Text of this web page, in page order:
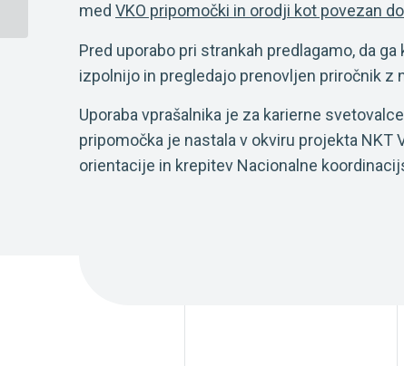
med VKO pripomočki in orodji kot povezan
Pred uporabo pri strankah predlagamo, da
izpolnijo in pregledajo prenovljen priročnik z
Uporaba vprašalnika je za karierne
pripomočka je nastala v okviru projekta
orientacije in krepitev Nacionalne